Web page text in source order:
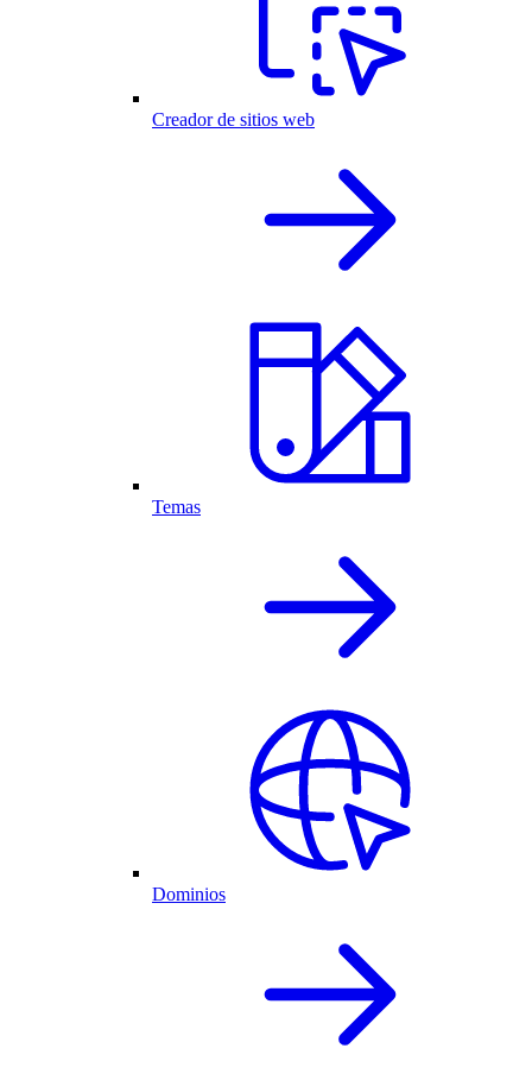
Creador de sitios web
Temas
Dominios